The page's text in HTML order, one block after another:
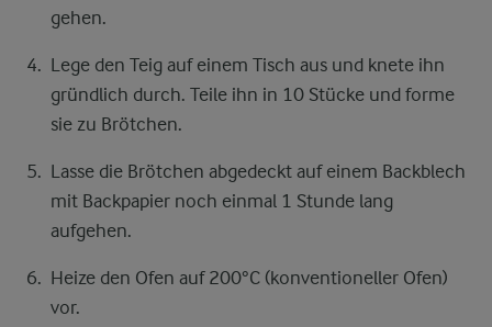
gehen.
Lege den Teig auf einem Tisch aus und knete ihn
gründlich durch. Teile ihn in 10 Stücke und forme
sie zu Brötchen.
Lasse die Brötchen abgedeckt auf einem Backblech
mit Backpapier noch einmal 1 Stunde lang
aufgehen.
Heize den Ofen auf 200°C (konventioneller Ofen)
vor.